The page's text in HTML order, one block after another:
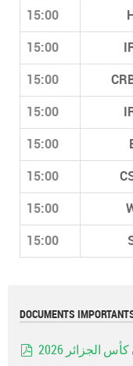
15:00
15:00
15:00
15:00
15:00
15:00
15:00
15:00
DOCUMENTS
الجزائر 2026